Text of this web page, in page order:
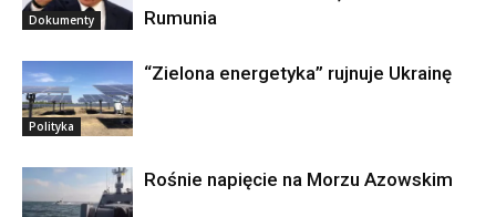
Dokumenty
Rumunia
Polityka
“Zielona energetyka” rujnuje Ukrainę
Rośnie napięcie na Morzu Azowskim